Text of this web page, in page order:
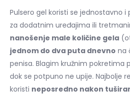
Pulsero gel koristi se jednostavno
za dodatnim uređajima ili
nanošenje male količine gela
jednom do dva puta dnevno na
penisa. Blagim kružnim pokretima
dok se potpuno ne upije. Najbolje
koristi neposredno nakon